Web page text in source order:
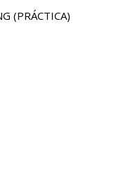
(PRÁCTICA)